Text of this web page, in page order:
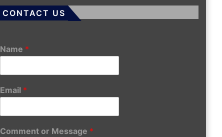
CONTACT US
Name *
Email *
Comment or Message *